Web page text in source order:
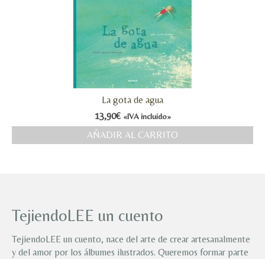
La gota de agua
13,90€ «IVA incluido»
AÑADIR AL CARRITO
TejiendoLEE un cuento
TejiendoLEE un cuento, nace del arte de crear artesanalmente
y del amor por los álbumes ilustrados. Queremos formar parte